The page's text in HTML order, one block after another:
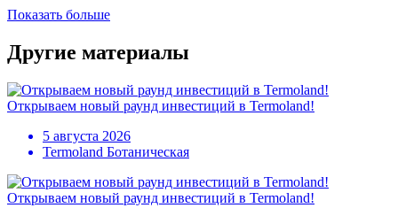
Показать больше
Другие материалы
Открываем новый раунд инвестиций в Termoland!
5 августа 2026
Termoland Ботаническая
Открываем новый раунд инвестиций в Termoland!